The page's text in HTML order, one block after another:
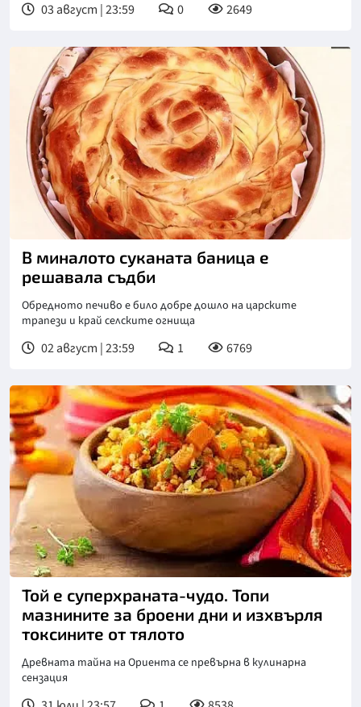
03 август | 23:59 0 2649
В миналото суканата баница е
решавала съдби
Обредното печиво е било добре дошло на царските
трапези и край селските огнища
02 август | 23:59 1 6769
Той е суперхраната-чудо. Топи
мазнините за броени дни и изхвърля
токсините от тялото
Древната тайна на Ориента се превърна в кулинарна
сензация